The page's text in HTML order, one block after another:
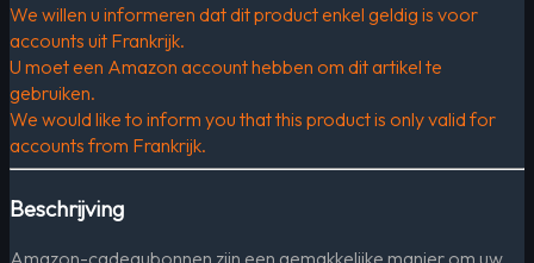
We willen u informeren dat dit product enkel geldig is voor
accounts uit Frankrijk.
U moet een Amazon account hebben om dit artikel te
gebruiken.
We would like to inform you that this product is only valid for
accounts from Frankrijk.
Beschrijving